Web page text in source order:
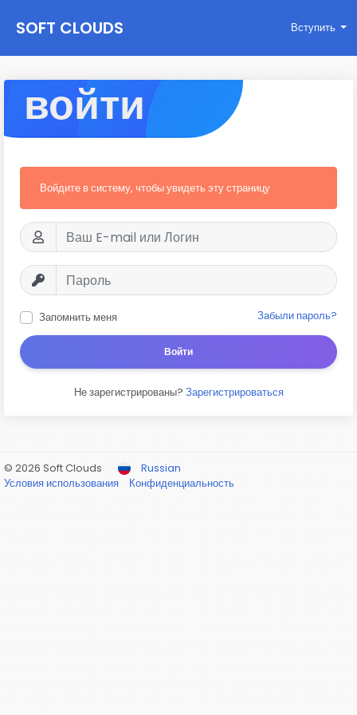
SOFT CLOUDS Вступить
войти
Войдите в систему, чтобы увидеть эту страницу
Запомнить меня Забыли пароль?
Войти
Не зарегистрированы? Зарегистрироваться
© 2026 Soft Clouds
Russian
Условия использования
Конфиденциальность